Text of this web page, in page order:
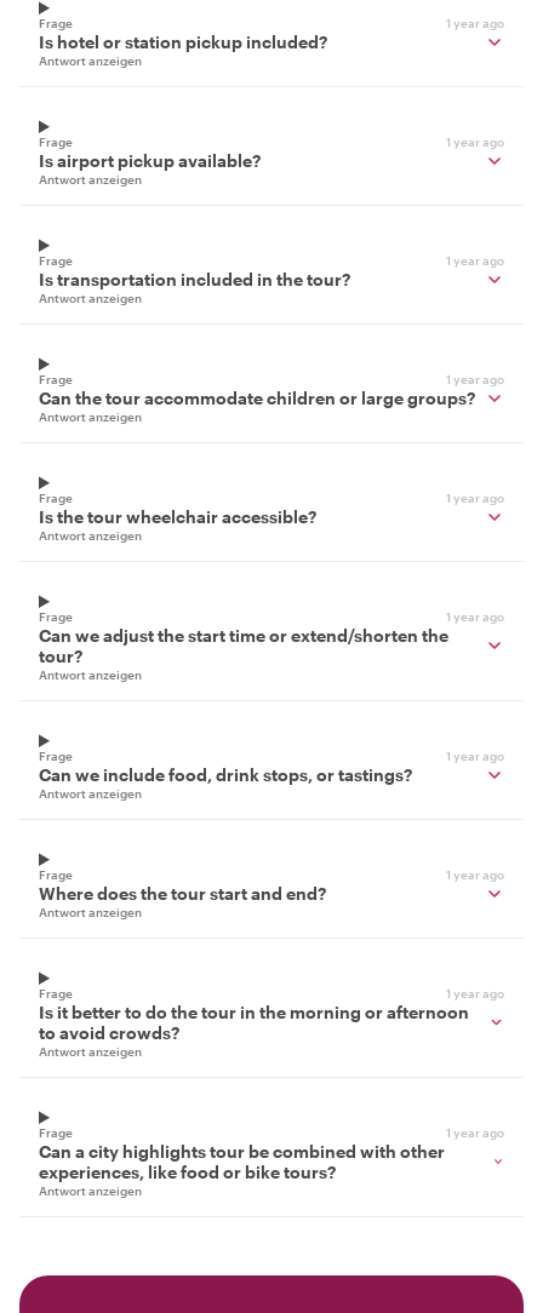
Frage 1 year ago
Is hotel or station pickup included?
Antwort anzeigen
Frage 1 year ago
Is airport pickup available?
Antwort anzeigen
Frage 1 year ago
Is transportation included in the tour?
Antwort anzeigen
Frage 1 year ago
Can the tour accommodate children or large groups?
Antwort anzeigen
Frage 1 year ago
Is the tour wheelchair accessible?
Antwort anzeigen
Frage 1 year ago
Can we adjust the start time or extend/shorten the
tour?
Antwort anzeigen
Frage 1 year ago
Can we include food, drink stops, or tastings?
Antwort anzeigen
Frage 1 year ago
Where does the tour start and end?
Antwort anzeigen
Frage 1 year ago
Is it better to do the tour in the morning or afternoon
to avoid crowds?
Antwort anzeigen
Frage 1 year ago
Can a city highlights tour be combined with other
experiences, like food or bike tours?
Antwort anzeigen